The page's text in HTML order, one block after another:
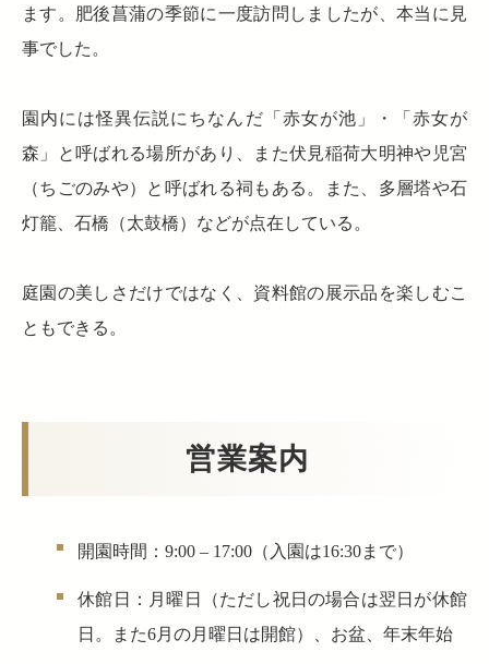
ます。肥後菖蒲の季節に一度訪問しましたが、本当に見
事でした。
園内には怪異伝説にちなんだ「赤女が池」・「赤女が
森」と呼ばれる場所があり、また伏見稲荷大明神や児宮
（ちごのみや）と呼ばれる祠もある。また、多層塔や石
灯籠、石橋（太鼓橋）などが点在している。
庭園の美しさだけではなく、資料館の展示品を楽しむこ
ともできる。
営業案内
開園時間：9:00 – 17:00（入園は16:30まで）
休館日：月曜日（ただし祝日の場合は翌日が休館
日。また6月の月曜日は開館）、お盆、年末年始